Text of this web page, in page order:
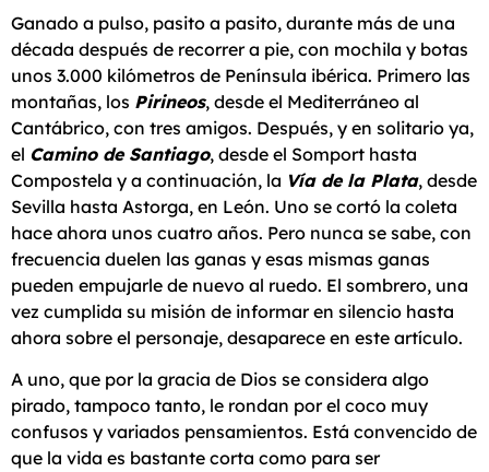
Ganado a pulso, pasito a pasito, durante más de una
década después de recorrer a pie, con mochila y botas
unos 3.000 kilómetros de Península ibérica. Primero las
montañas, los Pirineos, desde el Mediterráneo al
Cantábrico, con tres amigos. Después, y en solitario ya,
el Camino de Santiago, desde el Somport hasta
Compostela y a continuación, la Vía de la Plata, desde
Sevilla hasta Astorga, en León. Uno se cortó la coleta
hace ahora unos cuatro años. Pero nunca se sabe, con
frecuencia duelen las ganas y esas mismas ganas
pueden empujarle de nuevo al ruedo. El sombrero, una
vez cumplida su misión de informar en silencio hasta
ahora sobre el personaje, desaparece en este artículo.
A uno, que por la gracia de Dios se considera algo
pirado, tampoco tanto, le rondan por el coco muy
confusos y variados pensamientos. Está convencido de
que la vida es bastante corta como para ser